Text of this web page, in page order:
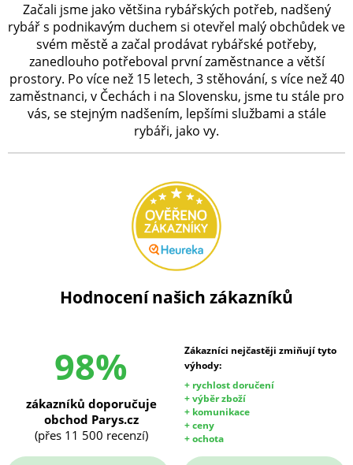
Začali jsme jako většina rybářských potřeb, nadšený
rybář s podnikavým duchem si otevřel malý obchůdek ve
svém městě a začal prodávat rybářské potřeby,
zanedlouho potřeboval první zaměstnance a větší
prostory. Po více než 15 letech, 3 stěhování, s více než 40
zaměstnanci, v Čechách i na Slovensku, jsme tu stále pro
vás, se stejným nadšením, lepšími službami a stále
rybáři, jako vy.
Hodnocení našich zákazníků
98%
Zákazníci nejčastěji zmiňují tyto
výhody:
+ rychlost doručení
+ výběr zboží
+ komunikace
+ ceny
+ ochota
zákazníků doporučuje
obchod Parys.cz
(přes 11 500 recenzí)